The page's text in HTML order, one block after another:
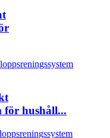
för hushåll...